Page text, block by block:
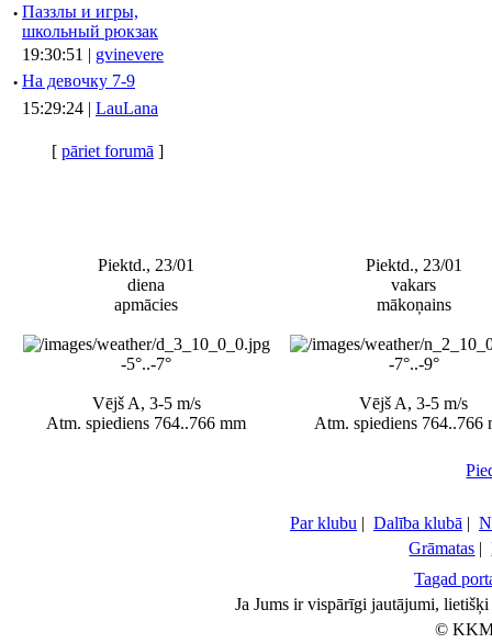
· Паззлы и игры,
школьный рюкзак
19:30:51 | gvinevere
· Hа девочку 7-9
15:29:24 | LauLana
[ pāriet forumā ]
Piektd., 23/01
diena
apmācies
-5°..-7°
Vējš A, 3-5 m/s
Atm. spiediens 764..766 mm
Piektd., 23/01
vakars
mākoņains
-7°..-9°
Vējš A, 3-5 m/s
Atm. spiediens 764..766
Par klubu | Dalība klubā |
Grāmatas |
Tagad
Ja Jums ir vispārīgi jautājumi,
©